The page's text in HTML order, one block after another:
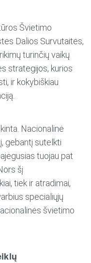
Švietimo
Dalios Survutaitės,
turinčių vaikų
strategijos, kurios
ir kokybiškiau
Nacionalinė
gebantį sutelkti
tuojau pat
šį
tiek ir atradimai,
specialiųjų
švietimo